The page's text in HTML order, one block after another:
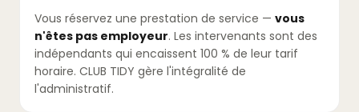
Vous réservez une prestation de service — vous
n'êtes pas employeur. Les intervenants sont des
indépendants qui encaissent 100 % de leur tarif
horaire. CLUB TIDY gère l'intégralité de
l'administratif.